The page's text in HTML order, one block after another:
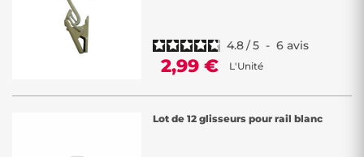
4.8/5 - 6 avis
2,99 € L'Unité
Lot de 12 glisseurs pour rail blanc